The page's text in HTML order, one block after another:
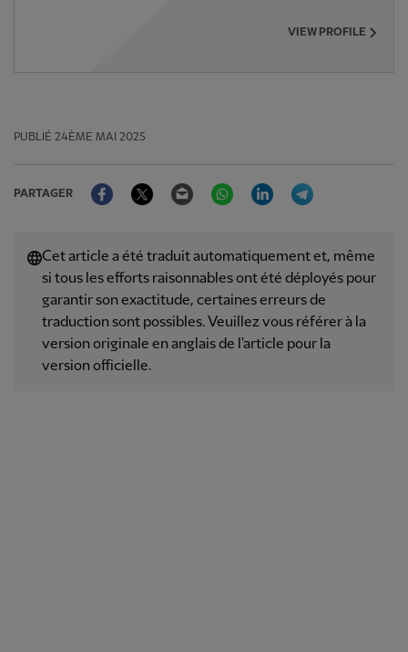
VIEW PROFILE
PUBLIÉ 24ÈME MAI 2025
PARTAGER
FacebookTwitter Email WhatsAppLinkedIn
Cet article a été traduit automatiquement et, même
si tous les efforts raisonnables ont été déployés pour
garantir son exactitude, certaines erreurs de
traduction sont possibles. Veuillez vous référer à la
version originale en anglais de l'article pour la
version officielle.